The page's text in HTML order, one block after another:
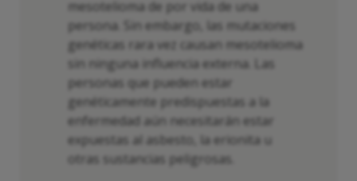
mesotelioma de por vida de una
persona. Sin embargo, las mutaciones
genéticas rara vez causan mesotelioma
sin ninguna influencia externa. Las
personas que pueden estar
genéticamente predispuestas a la
enfermedad aún necesitarán estar
expuestas al asbesto, la erionita u
otras sustancias peligrosas.